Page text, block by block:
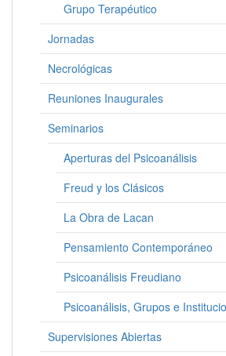
Grupo Terapéutico
Jornadas
Necrológicas
Reuniones Inaugurales
Seminarios
Aperturas del Psicoanálisis
Freud y los Clásicos
La Obra de Lacan
Pensamiento Contemporáneo
Psicoanálisis Freudiano
Psicoanálisis, Grupos e
Supervisiones Abiertas